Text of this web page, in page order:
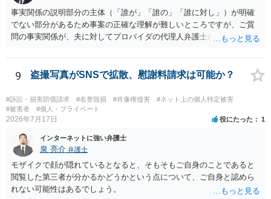
事実関係の説明部分の主体（「誰が」「誰の」「誰に対し」）が明確
でない部分があるため事案の正確な理解が難しいところですが、ご質
問の事実関係が、夫に対してプロバイダの代理人弁護士から発信者情
情報として夫の氏名と住所が開示され、開示請求者（の代理人弁護
士）が、夫に対して内容証明郵便を送ったり訴訟の提起がなされたり
する可能性があるように思われます。この場合は、開示請求者（とあ
る女性？）の代理人弁護士へ、実は投稿者があなたであるという内容
とともに、あなたから連絡することもあり得ます。 夫がクレーム電話
を入れた「相手方の法律事務所」というのがプロバイダの代理人の事
務所であるのか、それとも開示請求者の代理人の事務所なのかが不明
ですが、もし前者であれば、書類の再送要請にはあまり意味はなく、
一方、後者であるなら、夫を被告として提訴に至る可能性も考える必
要が出てきます。 あなたと夫との夫婦関係の状況（別居中なのか、夫
婦関係は良好なのか、あなたが夫へ嘘をついたのか等）がよくわから
ないところがあり、実際にどのような対応がベターなのかを正確に検
9 盗撮写真がSNSで拡散、慰謝料請求は可能か？
#訴訟・損害賠償請求 #名誉毀損 #肖像権侵害
#ネット上の個人特定被害
#被害者
#個人・プライベート
2026年7月17日 役にたった 1
インターネットに強い弁護士
泉 亮介 弁護士
モザイクで顔が隠れているとなると、そもそもご自身のことであると
閲覧した第三者が分かるかどうかという点について、ご自身と認めら
れない可能性はあるでしょう。